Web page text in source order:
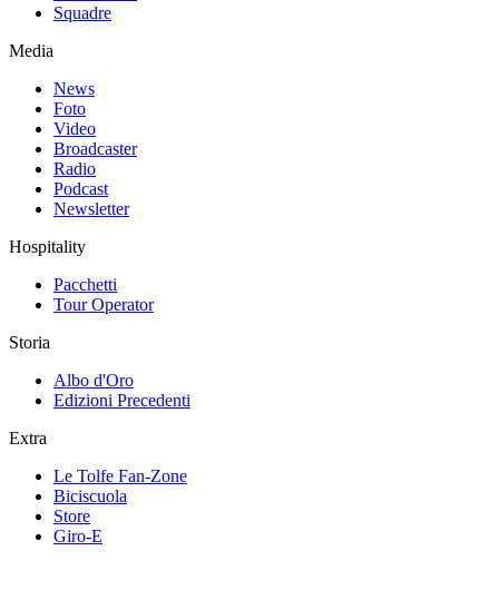
Squadre
Media
News
Foto
Video
Broadcaster
Radio
Podcast
Newsletter
Hospitality
Pacchetti
Tour Operator
Storia
Albo d'Oro
Edizioni Precedenti
Extra
Le Tolfe Fan-Zone
Biciscuola
Store
Giro-E